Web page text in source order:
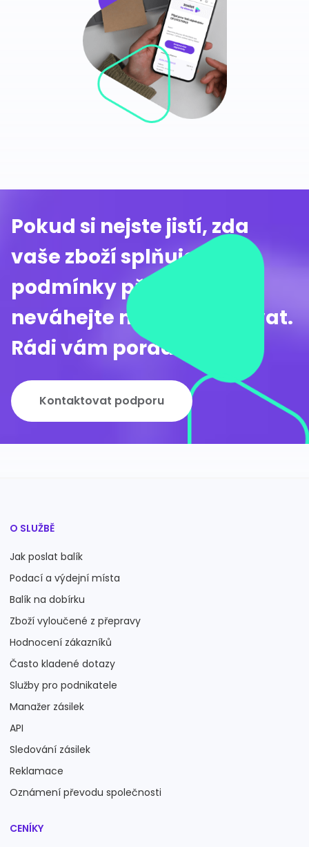
Pokud si nejste jistí, zda
vaše zboží splňuje
podmínky přepravy,
neváhejte nás kontaktovat.
Rádi vám poradíme.
Kontaktovat podporu
O SLUŽBĚ
Jak poslat balík
Podací a výdejní místa
Balík na dobírku
Zboží vyloučené z přepravy
Hodnocení zákazníků
Často kladené dotazy
Služby pro podnikatele
Manažer zásilek
API
Sledování zásilek
Reklamace
Oznámení převodu společnosti
CENÍKY